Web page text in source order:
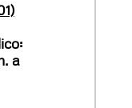
a